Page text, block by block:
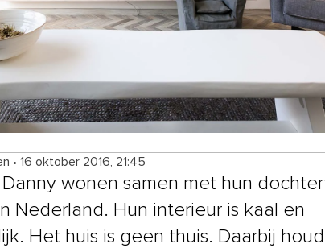
• 16 oktober 2016, 21:45
wonen samen met hun
Nederland. Hun interieur is kaal en
Het huis is geen thuis. Daarbij